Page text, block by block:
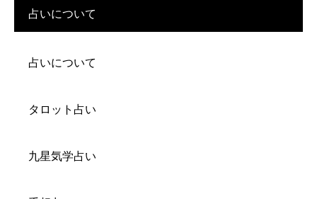
占いについて
占いについて
タロット占い
九星気学占い